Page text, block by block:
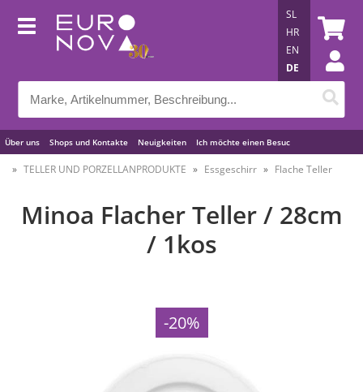
Über uns Shops und Kontakte Neuigkeiten Ich möchte einen Besuc
Nützliche Tipps
SL
HR
EN
DE
TELLER UND PORZELLANPRODUKTE Essgeschirr Flache Teller
Minoa Flacher Teller / 28cm
/ 1kos
-20%